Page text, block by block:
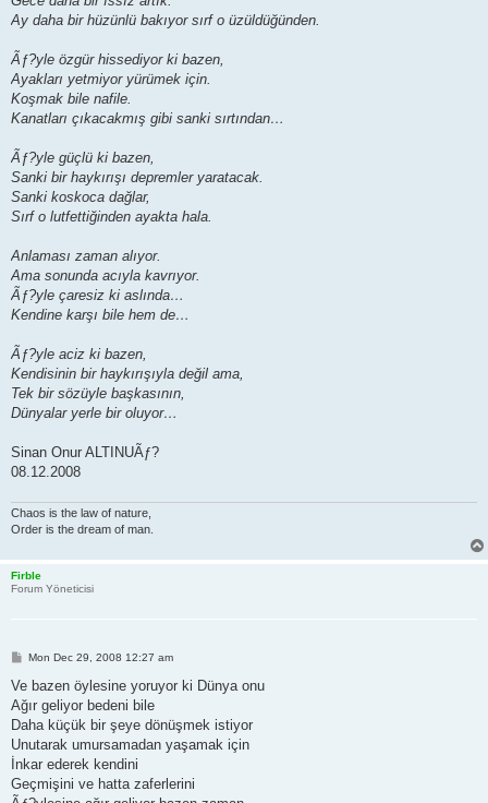
Ay daha bir hüzünlü bakıyor sırf o üzüldüğünden.
Ãƒ?yle özgür hissediyor ki bazen,
Ayakları yetmiyor yürümek için.
Koşmak bile nafile.
Kanatları çıkacakmış gibi sanki sırtından…
Ãƒ?yle güçlü ki bazen,
Sanki bir haykırışı depremler yaratacak.
Sanki koskoca dağlar,
Sırf o lutfettiğinden ayakta hala.
Anlaması zaman alıyor.
Ama sonunda acıyla kavrıyor.
Ãƒ?yle çaresiz ki aslında…
Kendine karşı bile hem de…
Ãƒ?yle aciz ki bazen,
Kendisinin bir haykırışıyla değil ama,
Tek bir sözüyle başkasının,
Dünyalar yerle bir oluyor…
Sinan Onur ALTINUÃƒ?
08.12.2008
Chaos is the law of nature,
Order is the dream of man.
Firble
Forum Yöneticisi
P
s
Mon Dec 29, 2008 12:27 am
Ve bazen öylesine yoruyor ki Dünya onu
Ağır geliyor bedeni bile
Daha küçük bir şeye dönüşmek istiyor
Unutarak umursamadan yaşamak için
İnkar ederek kendini
Geçmişini ve hatta zaferlerini